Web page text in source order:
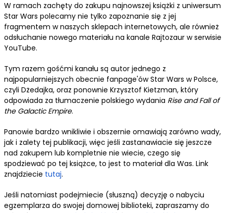
W ramach zachęty do zakupu najnowszej książki z uniwersum
Star Wars polecamy nie tylko zapoznanie się z jej
fragmentem w naszych sklepach internetowych, ale również
odsłuchanie nowego materiału na kanale Rajtozaur w serwisie
YouTube.
Tym razem gośćmi kanału są autor jednego z
najpopularniejszych obecnie fanpage'ów Star Wars w Polsce,
czyli Dżedajka, oraz ponownie Krzysztof Kietzman, który
odpowiada za tłumaczenie polskiego wydania Rise and Fall of
the Galactic Empire.
Panowie bardzo wnikliwie i obszernie omawiają zarówno wady,
jak i zalety tej publikacji, więc jeśli zastanawiacie się jeszcze
nad zakupem lub kompletnie nie wiecie, czego się
spodziewać po tej książce, to jest to materiał dla Was. Link
znajdziecie tutaj.
Jeśli natomiast podejmiecie (słuszną) decyzję o nabyciu
egzemplarza do swojej domowej biblioteki, zapraszamy do